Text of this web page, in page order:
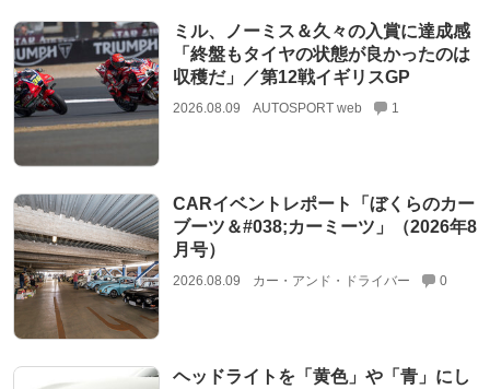
ミル、ノーミス＆久々の入賞に達成感
「終盤もタイヤの状態が良かったのは
収穫だ」／第12戦イギリスGP
2026.08.09 AUTOSPORT web 1
CARイベントレポート「ぼくらのカー
ブーツ＆#038;カーミーツ」（2026年8
月号）
2026.08.09 カー・アンド・ドライバー 0
ヘッドライトを「黄色」や「青」にし